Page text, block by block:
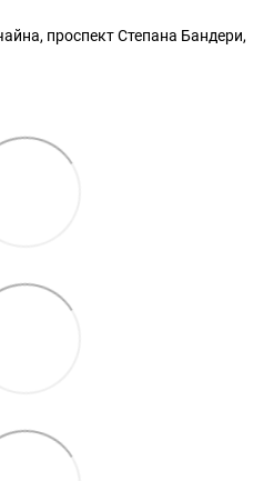
проспект Степана Бандери,